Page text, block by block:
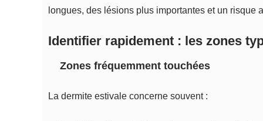
longues, des lésions plus importantes et un risque
Identifier rapidement : les zones
Zones fréquemment touchées
La dermite estivale concerne souvent :